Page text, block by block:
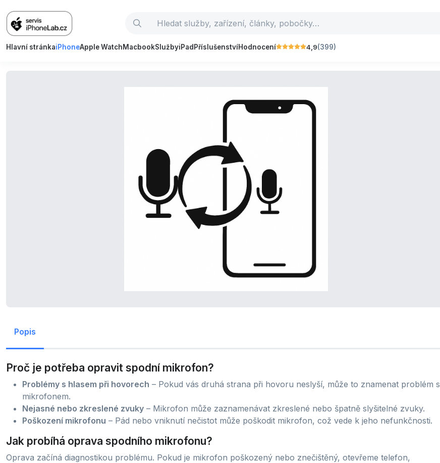
Hlavní stránkaiPhoneApple WatchMacbookSlužbyiPad PříslušenstvíHodnocení 4,9(399)
Popis
Proč je potřeba opravit spodní mikrofon?
Problémy s hlasem při hovorech – Pokud vás druhá strana při hovoru neslyší, může to znamenat problém s
mikrofonem.
Nejasné nebo zkreslené zvuky – Mikrofon může zaznamenávat zkreslené nebo špatně slyšitelné zvuky.
Poškození mikrofonu – Pád nebo vniknutí nečistot může poškodit mikrofon, což vede k jeho nefunkčnosti.
Jak probíhá oprava spodního mikrofonu?
Oprava začíná diagnostikou problému. Pokud je mikrofon poškozený nebo znečištěný, otevřeme telefon,